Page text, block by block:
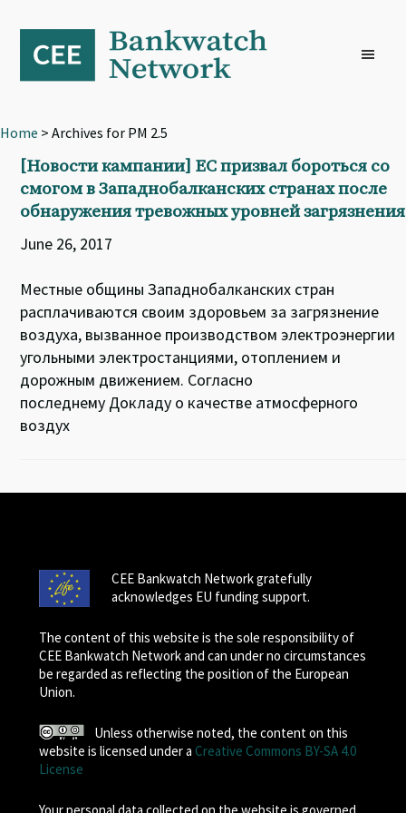
primary
navigation
content
footer
Home > Archives for PM 2.5
[Новости кампании] ЕС призвал бороться со
смогом в Западнобалканских странах после
обнаружения тревожных уровней загрязнения
June 26, 2017
Местные общины Западнобалканских стран
расплачиваются своим здоровьем за загрязнение
воздуха, вызванное производством электроэнергии
угольными электростанциями, отоплением и
дорожным движением. Согласно
последнему Докладу о качестве атмосферного
воздух
CEE Bankwatch Network gratefully
acknowledges EU funding support.
The content of this website is the sole responsibility of
CEE Bankwatch Network and can under no circumstances
be regarded as reflecting the position of the European
Union.
Unless otherwise noted, the content on this
website is licensed under a Creative Commons BY-SA 4.0
License